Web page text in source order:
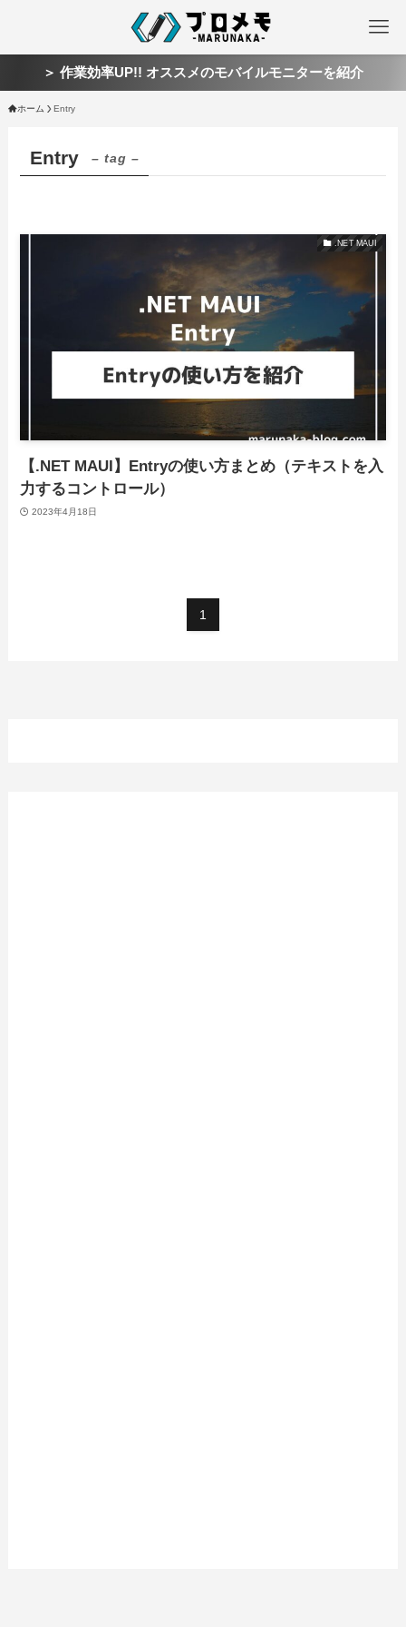
＞ 作業効率UP!! オススメのモバイルモニターを紹介
ホーム Entry
Entry – tag –
.NET MAUI
【.NET MAUI】Entryの使い方まとめ（テキストを入
力するコントロール）
2023年4月18日
1